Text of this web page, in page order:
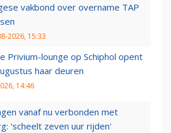
vakbond over overname TAP
2026, 15:33
Privium-lounge op Schiphol opent
haar deuren
14:46
vanaf nu verbonden met
'scheelt zeven uur rijden'